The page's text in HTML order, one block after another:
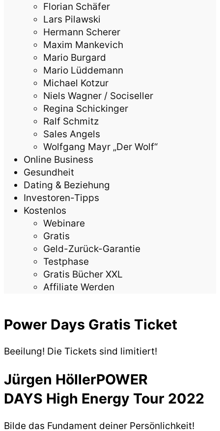
Florian Schäfer
Lars Pilawski
Hermann Scherer
Maxim Mankevich
Mario Burgard
Mario Lüddemann
Michael Kotzur
Niels Wagner / Sociseller
Regina Schickinger
Ralf Schmitz
Sales Angels
Wolfgang Mayr „Der Wolf“
Online Business
Gesundheit
Dating & Beziehung
Investoren-Tipps
Kostenlos
Webinare
Gratis
Geld-Zurück-Garantie
Testphase
Gratis Bücher XXL
Affiliate Werden
Power Days Gratis Ticket
Beeilung! Die Tickets sind limitiert!
Jürgen HöllerPOWER
DAYS High Energy Tour 2022
Bilde das Fundament deiner Persönlichkeit!